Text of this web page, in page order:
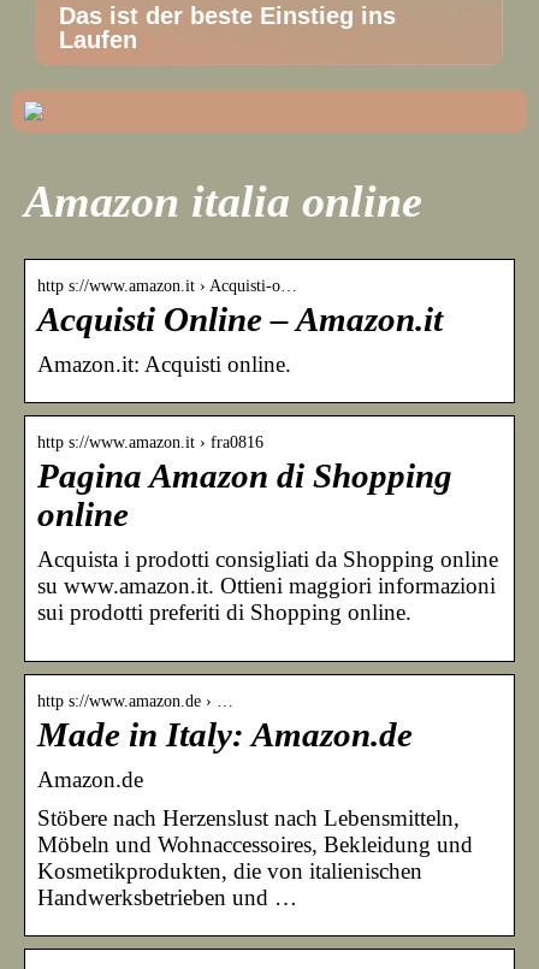
Das ist der beste Einstieg ins
Laufen
Amazon italia online
http s://www.amazon.it › Acquisti-o…
Acquisti Online – Amazon.it
Amazon.it: Acquisti online.
http s://www.amazon.it › fra0816
Pagina Amazon di Shopping
online
Acquista i prodotti consigliati da Shopping online
su www.amazon.it. Ottieni maggiori informazioni
sui prodotti preferiti di Shopping online.
http s://www.amazon.de › …
Made in Italy: Amazon.de
Amazon.de
Stöbere nach Herzenslust nach Lebensmitteln,
Möbeln und Wohnaccessoires, Bekleidung und
Kosmetikprodukten, die von italienischen
Handwerksbetrieben und …